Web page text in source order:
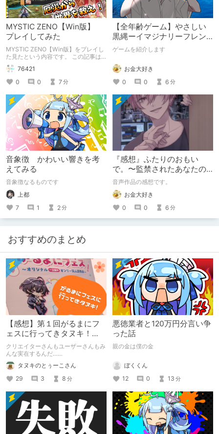
MYSTIC ZENO【Win版】
プレイしてみた
MYSTIC ZENO【Win版】をプレイし
た見たという内容です。 この記事は
通常のクリエイターズ記事です。
76421
0
0 7分
【全年齢ゲーム】やさしい
黒縄ーイマジナリーフレン
ドの「彼」と過ごすおぼん
ゲームを紹介します
お金大好き
0
0 6 分
音象徴 かわいい響きを考
えてみる
音象徴なるものです
上都
7
1 2分
『感想』ふたりのおもい
で。〜監禁されたあなたの
末路〜【がるまに限定特典
付き】
音声作品の感想です。
お金大好き
0
0 6 分
おすすめのまとめ
【感想】第１回がるまにフ
ェスに行ってきタヌキ！
【レポ】
クリエイターさんもユーザーさんもみ
んな実在するんだ……
タヌキのとぅーこさん
29
3 8 分
悪徳業者と120万円分言い争
った話
親の金は僕の金
ぼくくん
12
0 13 分